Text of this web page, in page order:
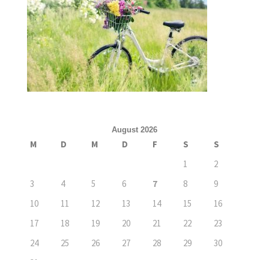
August 2026
M D M D F S
S
1
2
3
4 5 6 7 8
9
10
11 12 13 14 15
16
17
18 19 20 21 22
23
24
25 26 27 28 29
30